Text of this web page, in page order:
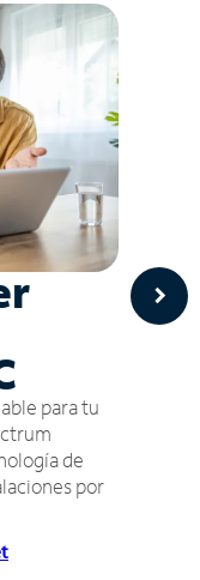
para tu
de
por